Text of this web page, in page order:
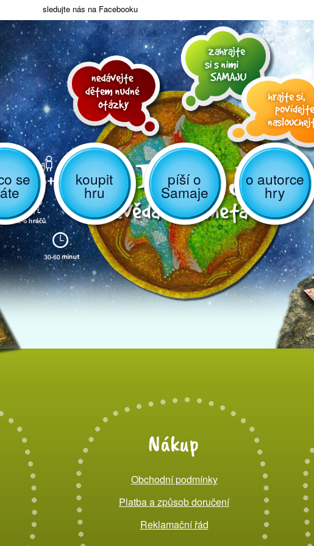
sledujte nás na Facebooku
se koupit
hru
píší o
Samaje
o autorce
hry
Nákup
Obchodní podmínky
Platba a způsob doručení
Reklamační řád